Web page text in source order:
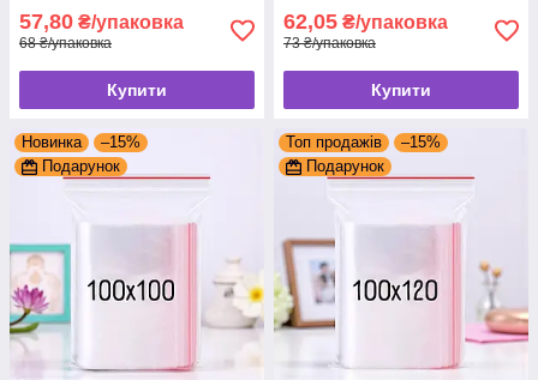
57,80 ₴/упаковка
68 ₴/упаковка
Купити
62,05 ₴/упаковка
73 ₴/упаковка
Купити
Новинка
–15%
Подарунок
Топ продажів
–15%
Подарунок